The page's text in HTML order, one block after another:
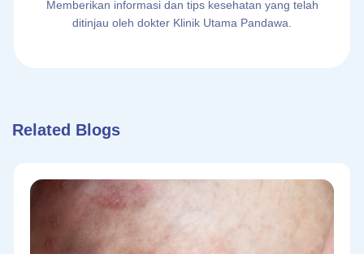
Memberikan informasi dan tips kesehatan yang telah
ditinjau oleh dokter Klinik Utama Pandawa.
Related Blogs